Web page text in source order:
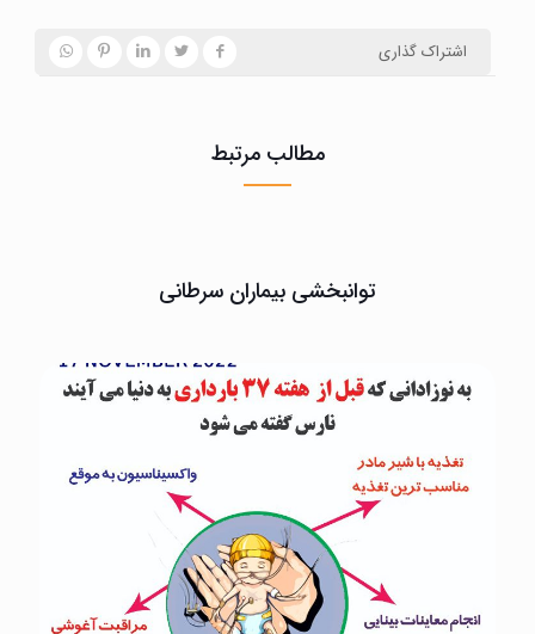
اشتراک گذاری
مطالب مرتبط
توانبخشی بیماران سرطانی